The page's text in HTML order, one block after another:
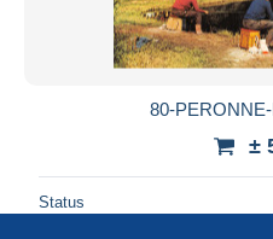
80-
±
Status